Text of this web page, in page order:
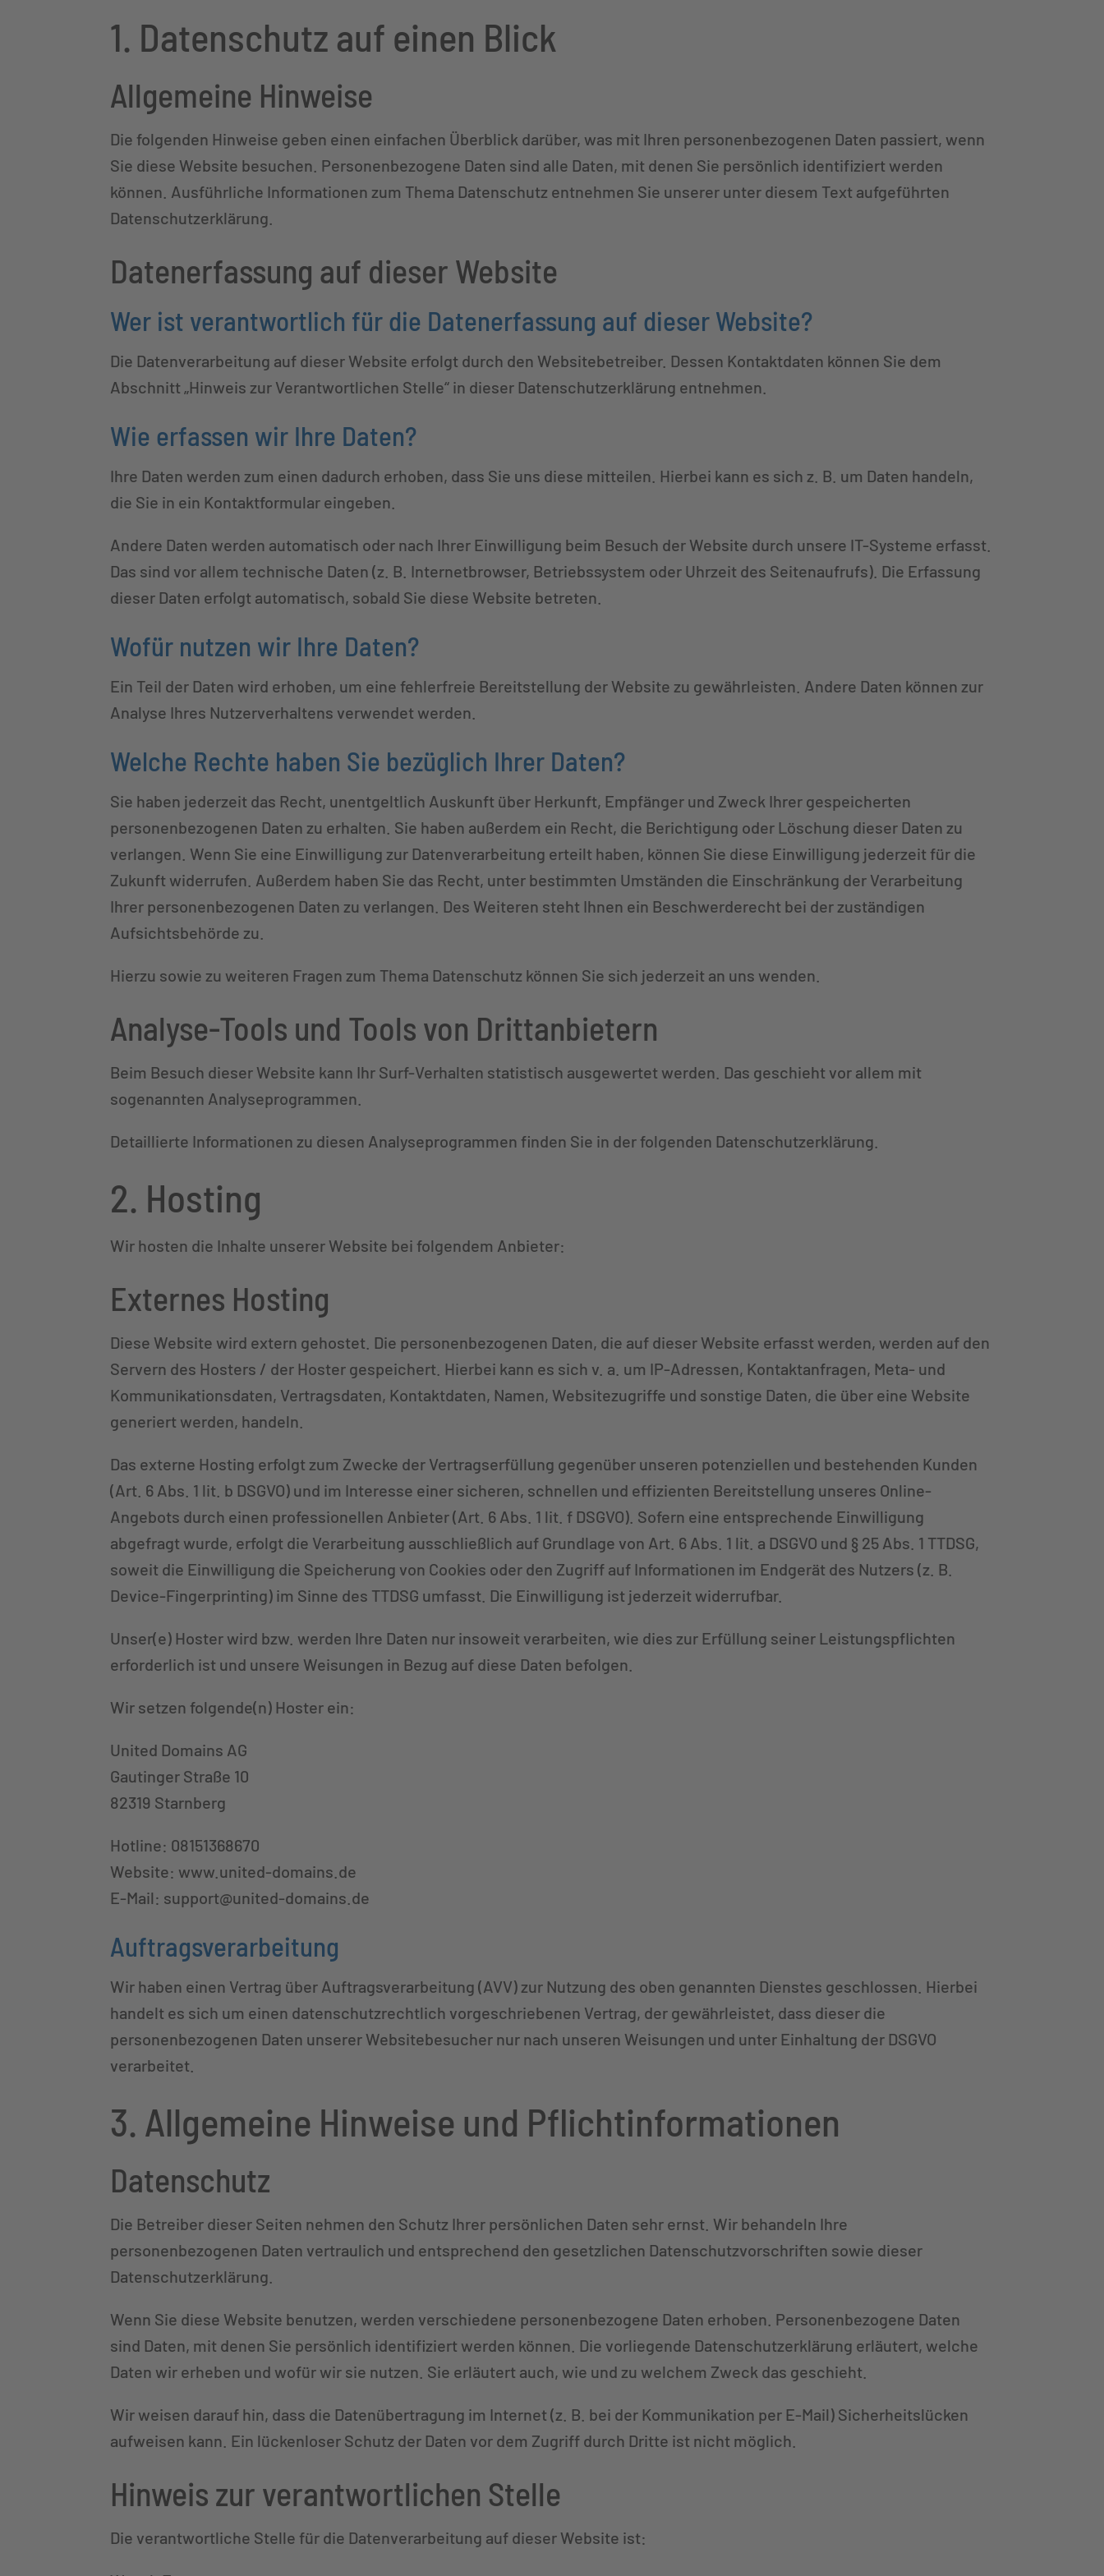
1. Datenschutz auf einen Blick
Allgemeine Hinweise
Die folgenden Hinweise geben einen einfachen Überblick darüber, was mit Ihren personenbezogenen Daten passiert, wenn
Sie diese Website besuchen. Personenbezogene Daten sind alle Daten, mit denen Sie persönlich identifiziert werden
können. Ausführliche Informationen zum Thema Datenschutz entnehmen Sie unserer unter diesem Text aufgeführten
Datenschutzerklärung.
Datenerfassung auf dieser Website
Wer ist verantwortlich für die Datenerfassung auf dieser Website?
Die Datenverarbeitung auf dieser Website erfolgt durch den Websitebetreiber. Dessen Kontaktdaten können Sie dem
Abschnitt „Hinweis zur Verantwortlichen Stelle“ in dieser Datenschutzerklärung entnehmen.
Wie erfassen wir Ihre Daten?
Ihre Daten werden zum einen dadurch erhoben, dass Sie uns diese mitteilen. Hierbei kann es sich z. B. um Daten handeln,
die Sie in ein Kontaktformular eingeben.
Andere Daten werden automatisch oder nach Ihrer Einwilligung beim Besuch der Website durch unsere IT-Systeme erfasst.
Das sind vor allem technische Daten (z. B. Internetbrowser, Betriebssystem oder Uhrzeit des Seitenaufrufs). Die Erfassung
dieser Daten erfolgt automatisch, sobald Sie diese Website betreten.
Wofür nutzen wir Ihre Daten?
Ein Teil der Daten wird erhoben, um eine fehlerfreie Bereitstellung der Website zu gewährleisten. Andere Daten können zur
Analyse Ihres Nutzerverhaltens verwendet werden.
Welche Rechte haben Sie bezüglich Ihrer Daten?
Sie haben jederzeit das Recht, unentgeltlich Auskunft über Herkunft, Empfänger und Zweck Ihrer gespeicherten
personenbezogenen Daten zu erhalten. Sie haben außerdem ein Recht, die Berichtigung oder Löschung dieser Daten zu
verlangen. Wenn Sie eine Einwilligung zur Datenverarbeitung erteilt haben, können Sie diese Einwilligung jederzeit für die
Zukunft widerrufen. Außerdem haben Sie das Recht, unter bestimmten Umständen die Einschränkung der Verarbeitung
Ihrer personenbezogenen Daten zu verlangen. Des Weiteren steht Ihnen ein Beschwerderecht bei der zuständigen
Aufsichtsbehörde zu.
Hierzu sowie zu weiteren Fragen zum Thema Datenschutz können Sie sich jederzeit an uns wenden.
Analyse-Tools und Tools von Dritt­anbietern
Beim Besuch dieser Website kann Ihr Surf-Verhalten statistisch ausgewertet werden. Das geschieht vor allem mit
sogenannten Analyseprogrammen.
Detaillierte Informationen zu diesen Analyseprogrammen finden Sie in der folgenden Datenschutzerklärung.
2. Hosting
Wir hosten die Inhalte unserer Website bei folgendem Anbieter:
Externes Hosting
Diese Website wird extern gehostet. Die personenbezogenen Daten, die auf dieser Website erfasst werden, werden auf den
Servern des Hosters / der Hoster gespeichert. Hierbei kann es sich v. a. um IP-Adressen, Kontaktanfragen, Meta- und
Kommunikationsdaten, Vertragsdaten, Kontaktdaten, Namen, Websitezugriffe und sonstige Daten, die über eine Website
generiert werden, handeln.
Das externe Hosting erfolgt zum Zwecke der Vertragserfüllung gegenüber unseren potenziellen und bestehenden Kunden
(Art. 6 Abs. 1 lit. b DSGVO) und im Interesse einer sicheren, schnellen und effizienten Bereitstellung unseres Online-
Angebots durch einen professionellen Anbieter (Art. 6 Abs. 1 lit. f DSGVO). Sofern eine entsprechende Einwilligung
abgefragt wurde, erfolgt die Verarbeitung ausschließlich auf Grundlage von Art. 6 Abs. 1 lit. a DSGVO und § 25 Abs. 1 TTDSG,
soweit die Einwilligung die Speicherung von Cookies oder den Zugriff auf Informationen im Endgerät des Nutzers (z. B.
Device-Fingerprinting) im Sinne des TTDSG umfasst. Die Einwilligung ist jederzeit widerrufbar.
Unser(e) Hoster wird bzw. werden Ihre Daten nur insoweit verarbeiten, wie dies zur Erfüllung seiner Leistungspflichten
erforderlich ist und unsere Weisungen in Bezug auf diese Daten befolgen.
Wir setzen folgende(n) Hoster ein:
United Domains AG
Gautinger Straße 10
82319 Starnberg
Hotline: 08151368670
Website: www.united-domains.de
E-Mail: support@united-domains.de
Auftragsverarbeitung
Wir haben einen Vertrag über Auftragsverarbeitung (AVV) zur Nutzung des oben genannten Dienstes geschlossen. Hierbei
handelt es sich um einen datenschutzrechtlich vorgeschriebenen Vertrag, der gewährleistet, dass dieser die
personenbezogenen Daten unserer Websitebesucher nur nach unseren Weisungen und unter Einhaltung der DSGVO
verarbeitet.
3. Allgemeine Hinweise und Pflicht­informationen
Datenschutz
Die Betreiber dieser Seiten nehmen den Schutz Ihrer persönlichen Daten sehr ernst. Wir behandeln Ihre
personenbezogenen Daten vertraulich und entsprechend den gesetzlichen Datenschutzvorschriften sowie dieser
Datenschutzerklärung.
Wenn Sie diese Website benutzen, werden verschiedene personenbezogene Daten erhoben. Personenbezogene Daten
sind Daten, mit denen Sie persönlich identifiziert werden können. Die vorliegende Datenschutzerklärung erläutert, welche
Daten wir erheben und wofür wir sie nutzen. Sie erläutert auch, wie und zu welchem Zweck das geschieht.
Wir weisen darauf hin, dass die Datenübertragung im Internet (z. B. bei der Kommunikation per E-Mail) Sicherheitslücken
aufweisen kann. Ein lückenloser Schutz der Daten vor dem Zugriff durch Dritte ist nicht möglich.
Hinweis zur verantwortlichen Stelle
Die verantwortliche Stelle für die Datenverarbeitung auf dieser Website ist: